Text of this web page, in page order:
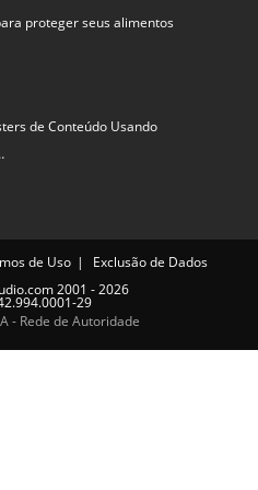
proteger seus alimentos
de Conteúdo Usando
de Uso
Exclusão de Dados
2001 - 2026
29
- Rede de Autoridade